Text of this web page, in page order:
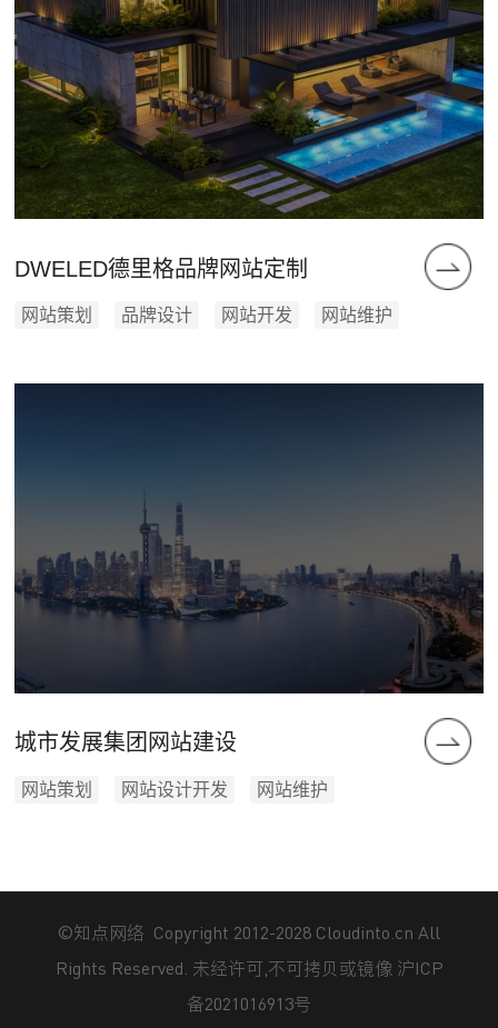
DWELED德里格品牌网站定制
网站策划 品牌设计 网站开发 网站维护
城市发展集团网站建设
网站策划 网站设计开发 网站维护
©知点网络 Copyright 2012-2028 Cloudinto.cn All
Rights Reserved. 未经许可,不可拷贝或镜像 沪ICP
备2021016913号